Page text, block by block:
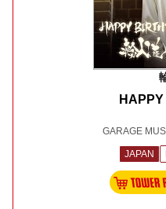
GARAGE
JAPAN